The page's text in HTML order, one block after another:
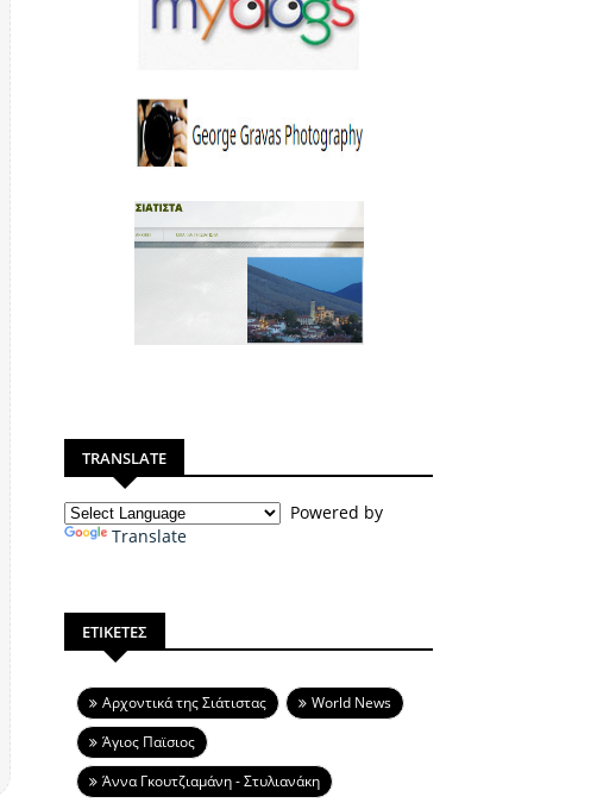
TRANSLATE
Powered by
Translate
ΕΤΙΚΕΤΕΣ
Aρχοντικά της Σιάτιστας
World News
Άγιος Παϊσιος
Άννα Γκουτζιαμάνη - Στυλιανάκη